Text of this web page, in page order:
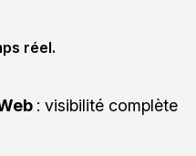
réel.
: visibilité complète